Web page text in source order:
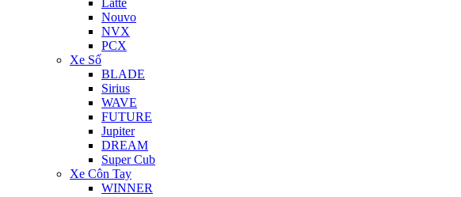
Latte
Nouvo
NVX
PCX
Xe Số
BLADE
Sirius
WAVE
FUTURE
Jupiter
DREAM
Super Cub
Xe Côn Tay
WINNER